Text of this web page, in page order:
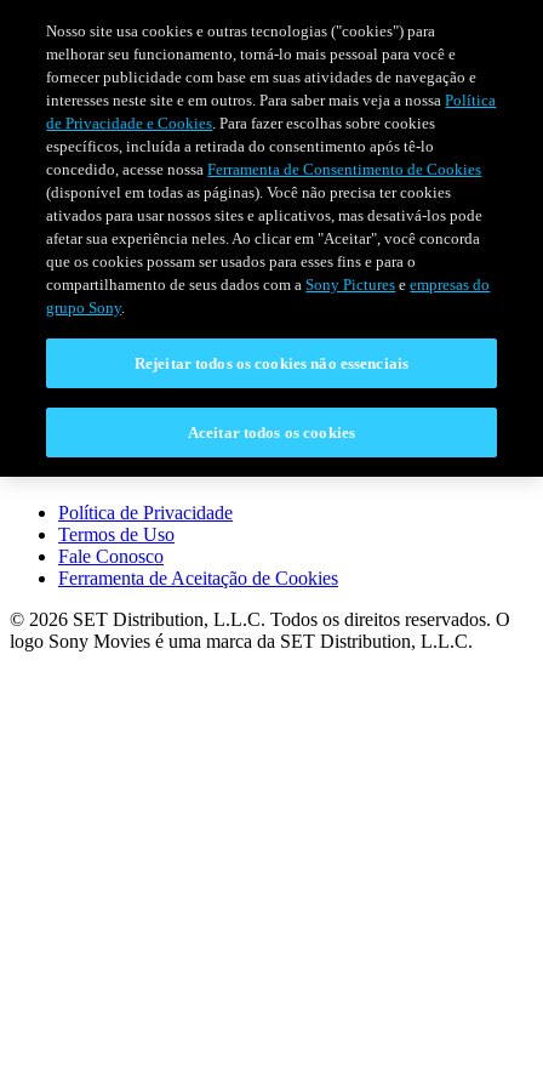
FILMESSÉRIESPROGRAMAÇÃO
LEGAL
Política de Privacidade
Termos de Uso
Fale Conosco
Ferramenta de Aceitação de Cookies
© 2026 SET Distribution, L.L.C. Todos os direitos reservados. O
logo Sony Movies é uma marca da SET Distribution, L.L.C.
Nosso site usa cookies e outras tecnologias ("cookies") para
melhorar seu funcionamento, torná-lo mais pessoal para você e
fornecer publicidade com base em suas atividades de navegação e
interesses neste site e em outros. Para saber mais veja a nossaPolítica
de Privacidade e Cookies. Para fazer escolhas sobre cookies
específicos, incluída a retirada do consentimento após tê-lo
concedido, acesse nossaFerramenta de Consentimento de Cookies
(disponível em todas as páginas). Você não precisa ter cookies
ativados para usar nossos sites e aplicativos, mas desativá-los pode
afetar sua experiência neles. Ao clicar em "Aceitar", você concorda
que os cookies possam ser usados para esses fins e para o
compartilhamento de seus dados com aSony Pictures eempresas do
grupo Sony.
Rejeitar todos os cookies não essenciais
Aceitar todos os cookies